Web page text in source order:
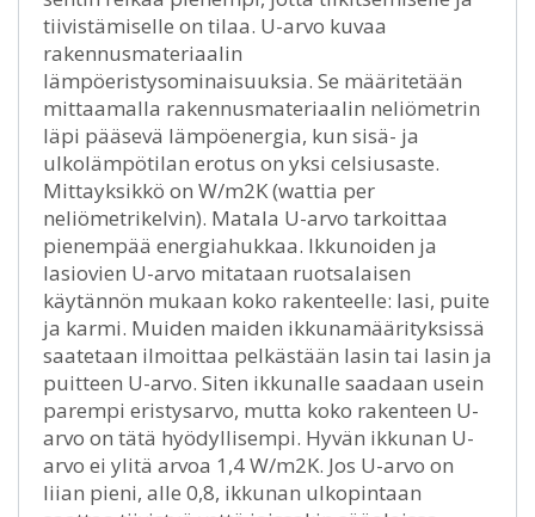
tiivistämiselle on tilaa. U-arvo kuvaa
rakennusmateriaalin
lämpöeristysominaisuuksia. Se määritetään
mittaamalla rakennusmateriaalin neliömetrin
läpi pääsevä lämpöenergia, kun sisä- ja
ulkolämpötilan erotus on yksi celsiusaste.
Mittayksikkö on W/m2K (wattia per
neliömetrikelvin). Matala U-arvo tarkoittaa
pienempää energiahukkaa. Ikkunoiden ja
lasiovien U-arvo mitataan ruotsalaisen
käytännön mukaan koko rakenteelle: lasi, puite
ja karmi. Muiden maiden ikkunamäärityksissä
saatetaan ilmoittaa pelkästään lasin tai lasin ja
puitteen U-arvo. Siten ikkunalle saadaan usein
parempi eristysarvo, mutta koko rakenteen U-
arvo on tätä hyödyllisempi. Hyvän ikkunan U-
arvo ei ylitä arvoa 1,4 W/m2K. Jos U-arvo on
liian pieni, alle 0,8, ikkunan ulkopintaan